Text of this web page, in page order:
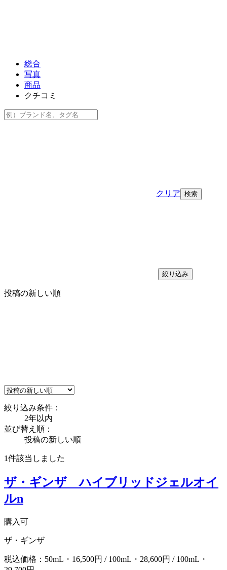
総合
写真
商品
クチコミ
クリア
絞り込み
投稿の新しい順
絞り込み条件：
2年以内
並び替え順：
投稿の新しい順
1件該当しました
ザ・ギンザ ハイブリッドジェルオイ
ルn
購入可
ザ・ギンザ
税込価格：50mL・16,500円 / 100mL・28,600円 / 100mL・